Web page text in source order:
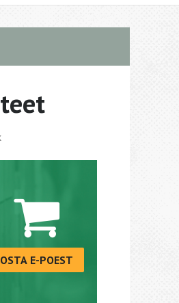
OSTA E-POEST